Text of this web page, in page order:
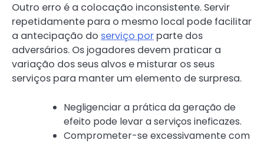
Outro erro é a colocação inconsistente. Servir
repetidamente para o mesmo local pode facilitar
a antecipação do serviço por parte dos
adversários. Os jogadores devem praticar a
variação dos seus alvos e misturar os seus
serviços para manter um elemento de surpresa.
Negligenciar a prática da geração de
efeito pode levar a serviços ineficazes.
Comprometer-se excessivamente com